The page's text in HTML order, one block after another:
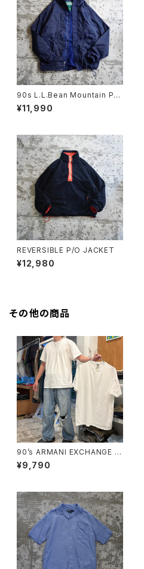
90s L.L.Bean Mountain Par
ka
¥11,990
REVERSIBLE P/O JACKET
¥12,980
その他の商品
90’s ARMANI EXCHANGE Pl
ain T-shirt
¥9,790